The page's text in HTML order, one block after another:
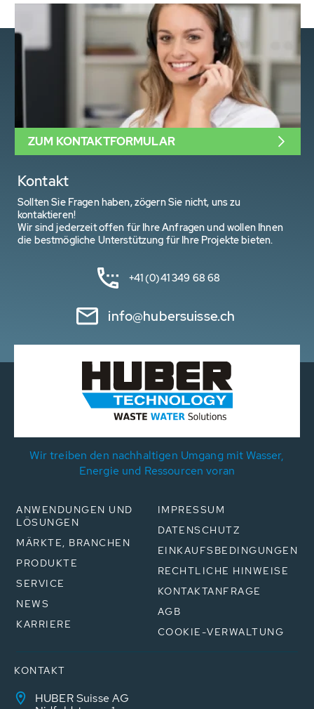
Kontakt
Sollten Sie Fragen haben, zögern Sie nicht, uns zu
kontaktieren!
Wir sind jederzeit offen für Ihre Anfragen und wollen Ihnen
die bestmögliche Unterstützung für Ihre Projekte bieten.
+41 (0)41 349 68 68
info@hubersuisse.ch
ZUM KONTAKTFORMULAR
Wir treiben den nachhaltigen Umgang mit Wasser,
Energie und Ressourcen voran
ANWENDUNGEN UND
LÖSUNGEN
MÄRKTE, BRANCHEN
PRODUKTE
SERVICE
NEWS
KARRIERE
IMPRESSUM
DATENSCHUTZ
EINKAUFSBEDINGUNGEN
RECHTLICHE HINWEISE
KONTAKTANFRAGE
AGB
COOKIE-VERWALTUNG
KONTAKT
HUBER Suisse AG